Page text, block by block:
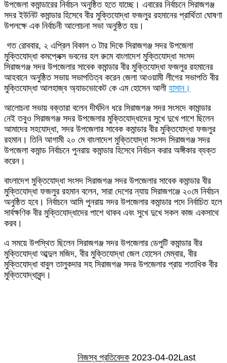
Email
উপজেলা কমান্ডারের নির্বাচন অনুষ্ঠিত হতে যাচ্ছে। এবারের নির্বাচনে সিরাজগঞ্জ
সদর ইউনিট কমান্ডার হিসেবে বীর মুক্তিযোদ্ধা ফজলুর রহমানের প্রার্থিতা ঘোষণা
উপলক্ষে এক নির্বাচনী আলোচনা সভা অনুষ্ঠিত হয়।
গত রোববার, ২ এপ্রিল বিকাল ৩ টার দিকে সিরাজগঞ্জ সদর উপজেলা
মুক্তিযোদ্ধা কমপ্লেক্স ভবনের হল রুমে বাংলাদেশ মুক্তিযোদ্ধা সংসদ
সিরাজগঞ্জ সদর উপজেলার সাবেক কমান্ডার বীর মুক্তিযোদ্ধা ফজলুর রহমানের
আহবানে অনুষ্ঠিত সভায় সভাপতিত্ব করেন জেলা আওয়ামী লীগের সভাপতি বীর
মুক্তিযোদ্ধা আলহাজ্ব অ্যাডভোকেট কে এম হোসেন আলী হাসান।
আলোচনা সভায় বক্তারা বলেন দীর্ঘদিন ধরে সিরাজগঞ্জ সদর সংসদে কামান্ডার
নেই তবুও সিরাজগঞ্জ সদর উপজেলার মুক্তিযোদ্ধাদের সুখে দুখে পাশে ছিলেন
আমাদের সহযোদ্ধা, সদর উপজেলার সাবেক কমান্ডার বীর মুক্তিযোদ্ধা ফজলুর
রহমান। তিনি আগামী ২০ মে বাংলাদেশ মুক্তিযোদ্ধা সংসদ সিরাজগঞ্জ সদর
উপজেলা কমান্ড নির্বাচনে পুনরায় কমান্ডার হিসেবে নির্বাচন করার অঙ্গীকার ব্যক্ত
করেন।
বাংলাদেশ মুক্তিযোদ্ধা সংসদ সিরাজগঞ্জ সদর উপজেলার সাবেক কমান্ডার বীর
মুক্তিযোদ্ধা ফজলুর রহমান বলেন, সারা দেশের ন্যায় সিরাজগঞ্জে ২০মে নির্বাচন
অনুষ্ঠিত হবে। নির্বাচনে আমি পুনরায় সদর উপজেলার কমান্ডার পদে নির্বাচিত হলে
সার্বক্ষণিক বীর মুক্তিযোদ্ধাদের পাশে থাকব এবং সুখে দুখে সকল কাজ একসাথে
করব।
এ সময়ে উপস্থিত ছিলেন সিরাজগঞ্জ সদর উপজেলার ডেপুটি কমান্ডার বীর
মুক্তিযোদ্ধা আব্দুল মজিদ, বীর মুক্তিযোদ্ধা জেল হোসেন মেম্বার, বীর
মুক্তিযোদ্ধা বাবুল তালুকদার সহ সিরাজগঞ্জ সদর উপজেলার প্রায় শতাধিক বীর
মুক্তিযোদ্ধাবৃন্দ।
নিজস্ব প্রতিবেদক 2023-04-02Last